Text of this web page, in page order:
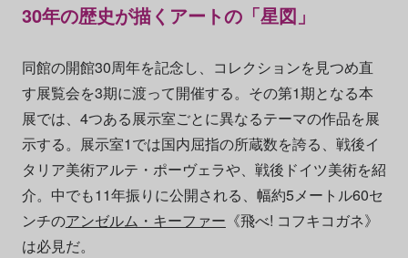
30年の歴史が描くアートの「星図」
同館の開館30周年を記念し、コレクションを見つめ直
す展覧会を3期に渡って開催する。その第1期となる本
展では、4つある展示室ごとに異なるテーマの作品を展
示する。展示室1では国内屈指の所蔵数を誇る、戦後イ
タリア美術アルテ・ポーヴェラや、戦後ドイツ美術を紹
介。中でも11年振りに公開される、幅約5メートル60セ
ンチのアンゼルム・キーファー 《飛べ! コフキコガネ》
は必見だ。